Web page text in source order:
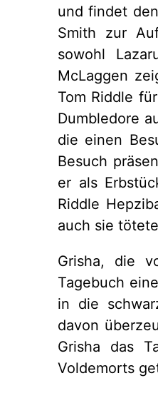
und findet
Smith zur
sowohl
McLaggen
Tom Riddle
Dumbledore
die einen
Besuch
er als
Riddle
auch sie
Grisha, die
Tagebuch
in die
davon
Grisha das
Voldemorts